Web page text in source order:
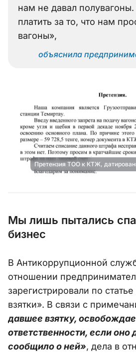
нам не давал полувагоны.
платить за то, что нам
вагоны»,
объяснила
Претензия ТОО к КТЖ,
Мы лишь пытались
бизнес
В Антикоррупционной
отношении
зарегистрировали по
взятки». В связи с
давшее взятку,
ответственности, если оно
сообщило о ней», дела в